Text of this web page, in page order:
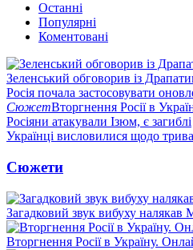
Останні
Популярні
Коментовані
Зеленський обговорив із
Росія почала застосовувати
СюжетВторгнення Росії в
Росіяни атакували Ізюм, є загиблі
Українці висловилися щодо
Сюжети
Загадковий звук вибуху налякав
Вторгнення Росії в Україну.